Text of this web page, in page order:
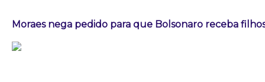
Moraes nega pedido para que Bolsonaro receba